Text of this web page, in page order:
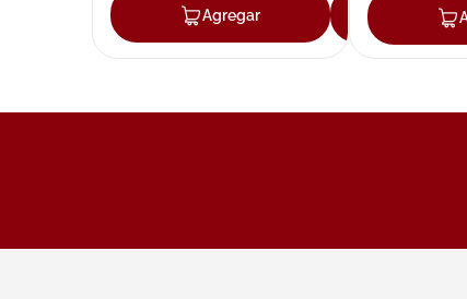
Agregar